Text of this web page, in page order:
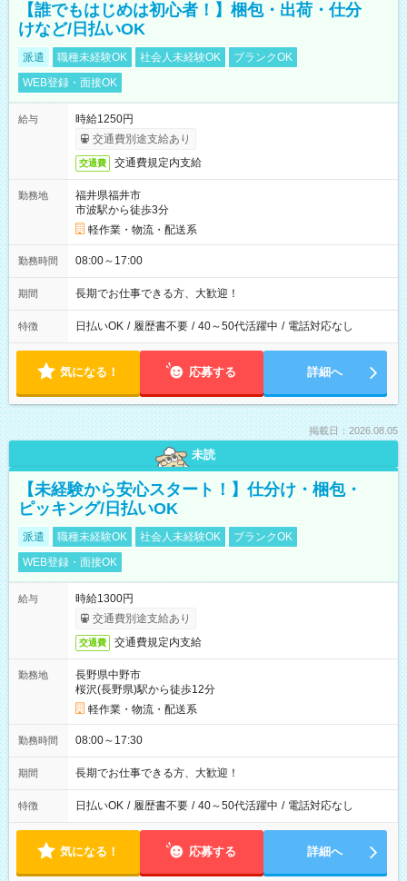
【誰でもはじめは初心者！】梱包・出荷・仕分
けなど/日払いOK
派遣 職種未経験OK 社会人未経験OK
ブランクOK
WEB登録・面接OK
給与
時給1250円
交通費別途支給あり
交通費 交通費規定内支給
勤務地
福井県福井市
市波駅から徒歩3分
軽作業・物流・配送系
勤務時間 08:00～17:00
期間 長期でお仕事できる方、大歓迎！
特徴 日払いOK / 履歴書不要 / 40～50代活躍中 / 電話対応なし
気になる！ 応募する 詳細へ
掲載日：2026.08.05
未読
【未経験から安心スタート！】仕分け・梱包・
ピッキング/日払いOK
派遣 職種未経験OK 社会人未経験OK
ブランクOK
WEB登録・面接OK
給与
時給1300円
交通費別途支給あり
交通費 交通費規定内支給
勤務地
長野県中野市
桜沢(長野県)駅から徒歩12分
軽作業・物流・配送系
勤務時間 08:00～17:30
期間 長期でお仕事できる方、大歓迎！
特徴 日払いOK / 履歴書不要 / 40～50代活躍中 / 電話対応なし
気になる！ 応募する 詳細へ